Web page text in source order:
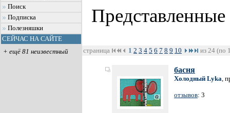
Поиск
Подписка
Полезняшки
СЕЙЧАС НА САЙТЕ
+ ещё 81 неизвестный
страница 1 2 3 4 5 6 7 8 9 10 из 24 (по
басня
Холодный Lyka,
отзывов: 3